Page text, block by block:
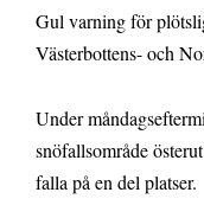
Gul varning för
Västerbottens- och
Under
snöfallsområde
falla på en del platser.